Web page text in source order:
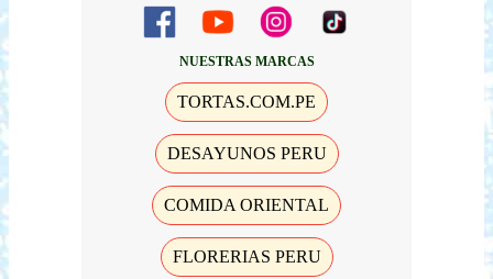
NUESTRAS MARCAS
TORTAS.COM.PE
DESAYUNOS PERU
COMIDA ORIENTAL
FLORERIAS PERU